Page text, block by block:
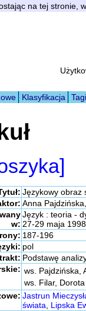
na tej stronie,
Klasyfikacja
Tagi
Językowy obraz
Anna
w:
Język : teoria -
27-29 maja
187-196
pol
Podstawę
ws. Pajdzińska,
ws. Filar, Dorota
Jastrun
świata, Lipska